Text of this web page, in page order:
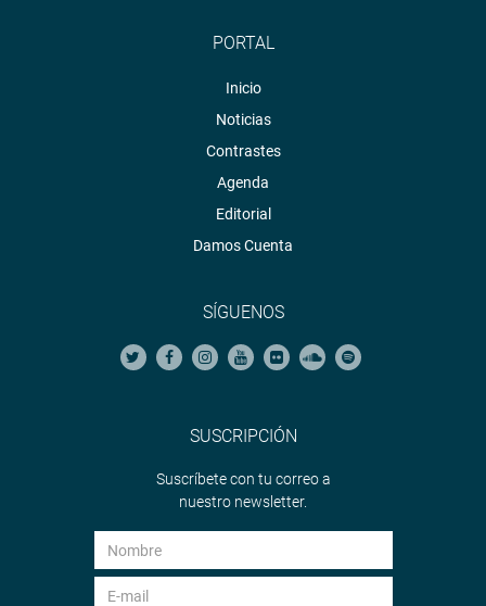
PORTAL
Inicio
Noticias
Contrastes
Agenda
Editorial
Damos Cuenta
SÍGUENOS
SUSCRIPCIÓN
Suscríbete con tu correo a
nuestro newsletter.